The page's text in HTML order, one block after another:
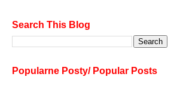
Search This Blog
Popularne Posty/ Popular Posts